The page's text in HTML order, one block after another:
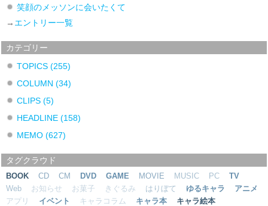
笑顔のメッソンに会いたくて
→ エントリー一覧
カテゴリー
TOPICS(255)
COLUMN(34)
CLIPS(5)
HEADLINE(158)
MEMO(627)
タグクラウド
BOOK CD CM DVD GAME MOVIE MUSIC PC
TV
Web
お知らせ お菓子 きぐるみ はりぼて ゆるキャラ
アニメ
アプリ
イベント キャラコラム キャラ本
キャラ絵本